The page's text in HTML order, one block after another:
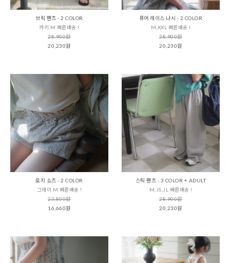
브릭 팬츠 - 2 COLOR
카키 M 빠른배송 !
28,900원
20,230원
퓨어 레이스 나시 - 2 COLOR
M,XXL 빠른배송 !
28,900원
20,230원
로지 쇼츠 - 2 COLOR
그레이 M 빠른배송 !
23,800원
16,660원
스틱 팬츠 - 3 COLOR + ADULT
M,JS,JL 빠른배송 !
28,900원
20,230원